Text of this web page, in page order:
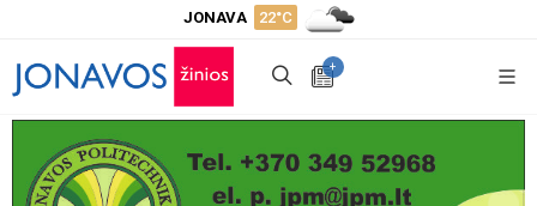
JONAVA 22°C
+